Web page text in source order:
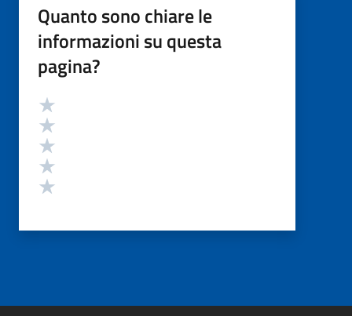
Quanto sono chiare le
informazioni su questa
pagina?
Valutazione